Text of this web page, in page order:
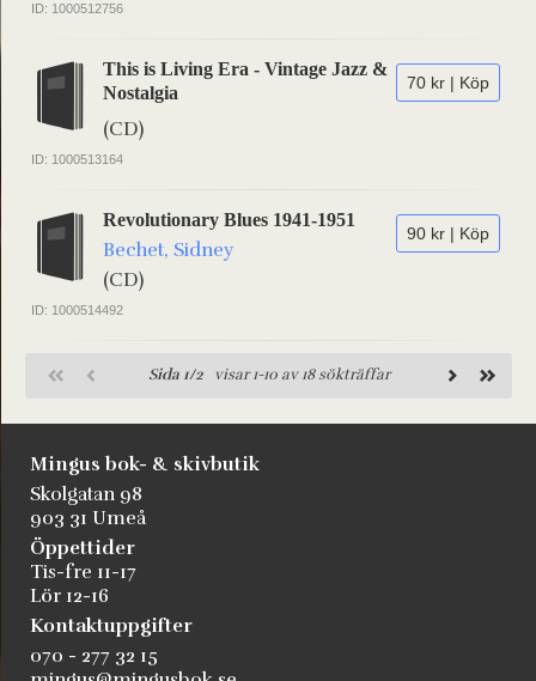
ID: 1000512756
70 kr | Köp
This is Living Era - Vintage Jazz &
Nostalgia
(CD)
ID: 1000513164
90 kr | Köp
Revolutionary Blues 1941-1951
Bechet, Sidney
(CD)
ID: 1000514492
Sida 1/2visar 1-10 av 18 sökträffar
Mingus bok- & skivbutik
Skolgatan 98
903 31 Umeå
Öppettider
Tis-fre 11-17
Lör 12-16
Kontaktuppgifter
070 - 277 32 15